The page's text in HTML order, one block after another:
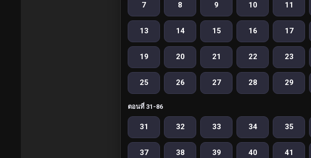
7 8 9 10 11
13 14 15 16 17
19 20 21 22 23
25 26 27 28 29
ตอนที่ 31-86
31 32 33 34 35
37 38 39 40 41